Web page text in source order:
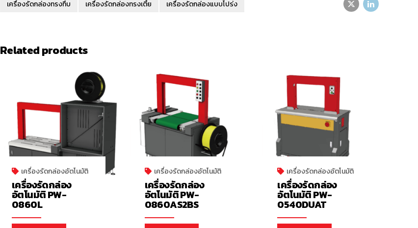
เครื่องรัดกล่องทรงทึบ
เครื่องรัดกล่องทรงเตี้ย เครื่องรัดกล่องแบบโปร่ง
Related products
เครื่องรัดกล่องอัตโนมัติ
เครื่องรัดกล่อง
อัตโนมัติ PW-
0860L
เครื่องรัดกล่องอัตโนมัติ
เครื่องรัดกล่อง
อัตโนมัติ PW-
0860AS2BS
เครื่องรัดกล่องอัตโนมัติ
เครื่องรัดกล่อง
อัตโนมัติ PW-
0540DUAT